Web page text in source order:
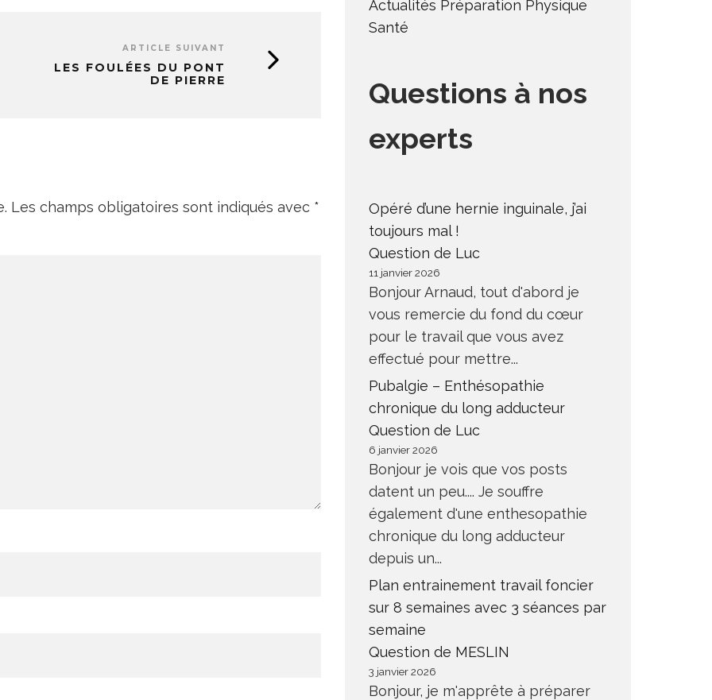
ARTICLE SUIVANT
LES FOULÉES DU PONT
DE PIERRE
Les champs obligatoires sont indiqués avec *
Actualités Préparation Physique
Santé
Questions à nos
experts
Opéré d’une hernie inguinale, j’ai
toujours mal !
Question de Luc
11 janvier 2026
Bonjour Arnaud, tout d'abord je
vous remercie du fond du cœur
pour le travail que vous avez
effectué pour mettre...
Pubalgie – Enthésopathie
chronique du long adducteur
Question de Luc
6 janvier 2026
Bonjour je vois que vos posts
datent un peu.... Je souffre
également d'une enthesopathie
chronique du long adducteur
depuis un...
Plan entrainement travail foncier
sur 8 semaines avec 3 séances par
semaine
Question de MESLIN
3 janvier 2026
Bonjour, je m'apprête à préparer